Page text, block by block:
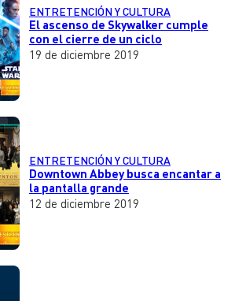
ENTRETENCIÓN Y CULTURA
El ascenso de Skywalker cumple
con el cierre de un ciclo
19 de diciembre 2019
ENTRETENCIÓN Y CULTURA
Downtown Abbey busca encantar a
la pantalla grande
12 de diciembre 2019